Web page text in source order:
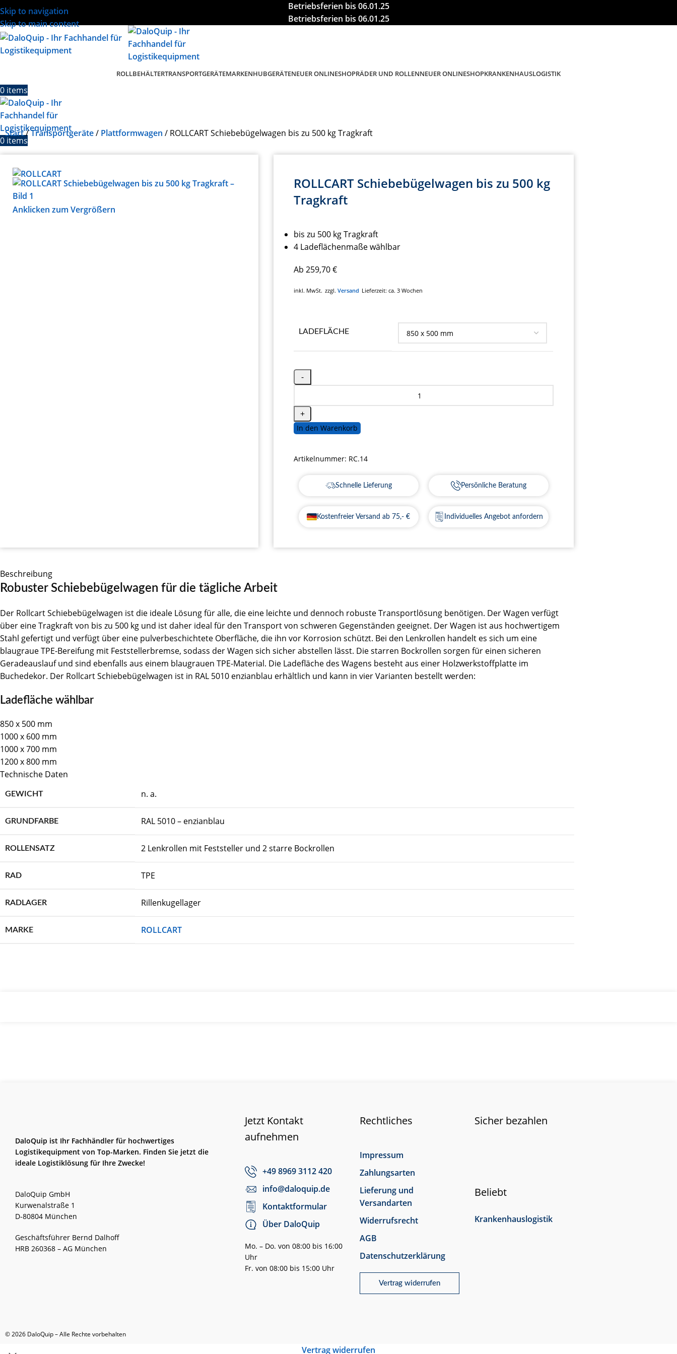
Skip to navigation
Skip to main content
Betriebsferien bis 06.01.25
Betriebsferien bis 06.01.25
ROLLBEHÄLTERTRANSPORTGERÄTEMARKENHUBGERÄTENEUER ONLINESHOPRÄDER UND ROLLENNEUER ONLINESHOPKRANKENHAUSLOGISTIK
0 items
0 items
Start Transportgeräte Plattformwagen ROLLCART Schiebebügelwagen bis zu 500 kg Tragkraft
Anklicken zum Vergrößern
ROLLCART Schiebebügelwagen bis zu 500 kg
Tragkraft
bis zu 500 kg Tragkraft
4 Ladeflächenmaße wählbar
Ab 259,70€
inkl. MwSt. zzgl. Versand Lieferzeit: ca. 3 Wochen
LADEFLÄCHE
In den Warenkorb
Artikelnummer: RC.14
Schnelle Lieferung Persönliche Beratung
Kostenfreier Versand ab 75,- € Individuelles Angebot anfordern
Beschreibung
Robuster Schiebebügelwagen für die tägliche Arbeit
Der Rollcart Schiebebügelwagen ist die ideale Lösung für alle, die eine leichte und dennoch robuste Transportlösung benötigen. Der Wagen verfügt
über eine Tragkraft von bis zu 500 kg und ist daher ideal für den Transport von schweren Gegenständen geeignet. Der Wagen ist aus hochwertigem
Stahl gefertigt und verfügt über eine pulverbeschichtete Oberfläche, die ihn vor Korrosion schützt. Bei den Lenkrollen handelt es sich um eine
blaugraue TPE-Bereifung mit Feststellerbremse, sodass der Wagen sich sicher abstellen lässt. Die starren Bockrollen sorgen für einen sicheren
Geradeauslauf und sind ebenfalls aus einem blaugrauen TPE-Material. Die Ladefläche des Wagens besteht aus einer Holzwerkstoffplatte im
Buchedekor. Der Rollcart Schiebebügelwagen ist in RAL 5010 enzianblau erhältlich und kann in vier Varianten bestellt werden:
Ladefläche wählbar
850 x 500 mm
1000 x 600 mm
1000 x 700 mm
1200 x 800 mm
Technische Daten
GEWICHT n. a.
GRUNDFARBE RAL 5010 – enzianblau
ROLLENSATZ 2 Lenkrollen mit Feststeller und 2 starre Bockrollen
RAD TPE
RADLAGER Rillenkugellager
MARKE ROLLCART
DaloQuip ist Ihr Fachhändler für hochwertiges
Logistikequipment von Top-Marken. Finden Sie jetzt die
ideale Logistiklösung für Ihre Zwecke!
DaloQuip GmbH
Kurwenalstraße 1
D-80804 München
Geschäftsführer Bernd Dalhoff
HRB 260368 – AG München
Jetzt Kontakt
aufnehmen
+49 8969 3112 420
info@daloquip.de
Kontaktformular
Über DaloQuip
Mo. – Do. von 08:00 bis 16:00
Uhr
Fr. von 08:00 bis 15:00 Uhr
Rechtliches
Impressum
Zahlungsarten
Lieferung und
Versandarten
Widerrufsrecht
AGB
Datenschutzerklärung
Vertrag widerrufen
Sicher bezahlen
Beliebt
Krankenhauslogistik
© 2026 DaloQuip – Alle Rechte vorbehalten
Vertrag widerrufen